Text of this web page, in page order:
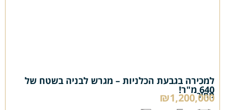
למכירה בגבעת הכלניות – מגרש לבניה בשטח של
640 מ"ר!
מחיר
₪1,200,000